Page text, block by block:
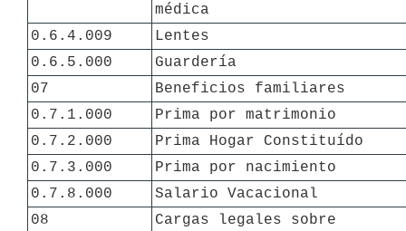
médica
0.6.4.009
Lentes
0.6.5.000
Guardería
07
Beneficios familiares
0.7.1.000
Prima por matrimonio
0.7.2.000
Prima Hogar Constituído
0.7.3.000
Prima por nacimiento
0.7.8.000
Salario Vacacional
08
Cargas legales sobre